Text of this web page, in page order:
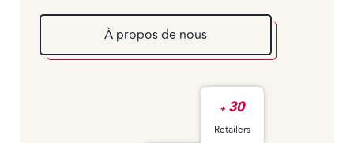
À propos de nous
+ 30
Retailers